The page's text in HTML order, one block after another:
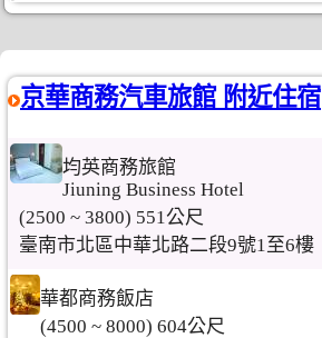
京華商務汽車旅館 附近住宿
均英商務旅館
Jiuning Business Hotel
(2500 ~ 3800) 551公尺
臺南市北區中華北路二段9號1至6樓
華都商務飯店
(4500 ~ 8000) 604公尺